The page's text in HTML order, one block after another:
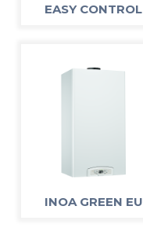
EASY CONTROL
INOA GREEN EU